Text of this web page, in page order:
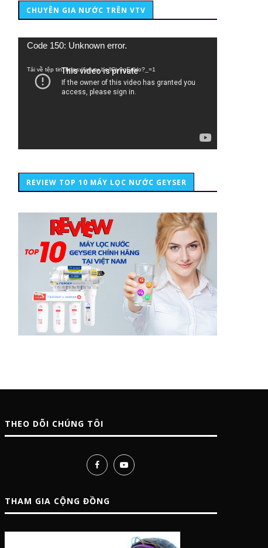
CHUYÊN GIA NƯỚC TRÊN VTV
Trình
Code 150: Unknown error.
Tải về tệp tin: https://youtu.be/lCiy9qEdklo?_=1
REVIEW TOP 10 MÁY LỌC NƯỚC GEYSER
THEO DÕI CHÚNG TÔI
THAM GIA CỘNG ĐỒNG